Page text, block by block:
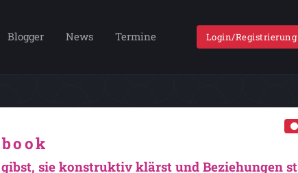
Blogger News Termine Login/Registrierung
sie konstruktiv klärst und Beziehungen